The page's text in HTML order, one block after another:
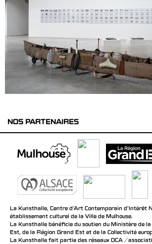
NOS PARTENAIRES
La Kunsthalle, Centre d’Art Contemporain d’Intérêt
établissement culturel de la Ville de Mulhouse.
La Kunsthalle bénéficie du soutien du Ministère de la
Est, de la Région Grand Est et de la Collectivité
La Kunsthalle fait partie des réseaux DCA /